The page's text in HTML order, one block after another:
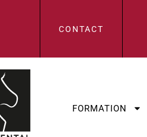
CONTACT
FORMATION